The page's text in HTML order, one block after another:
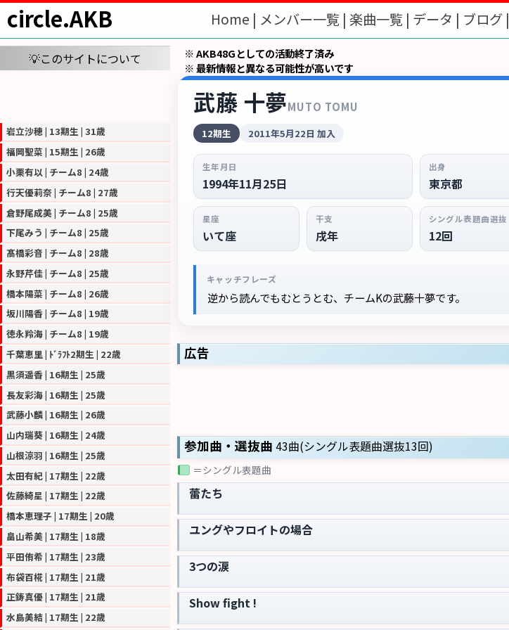
circle.AKB Home | メンバー一覧 | 楽曲一覧 | データ | ブログ |
💡このサイトについて
岩立沙穂 | 13期生 | 31歳
福岡聖菜 | 15期生 | 26歳
小栗有以 | チーム8 | 24歳
行天優莉奈 | チーム8 | 27歳
倉野尾成美 | チーム8 | 25歳
下尾みう | チーム8 | 25歳
髙橋彩音 | チーム8 | 28歳
永野芹佳 | チーム8 | 25歳
橋本陽菜 | チーム8 | 26歳
坂川陽香 | チーム8 | 19歳
徳永羚海 | チーム8 | 19歳
千葉恵里 | ﾄﾞﾗﾌﾄ2期生 | 22歳
黒須遥香 | 16期生 | 25歳
長友彩海 | 16期生 | 25歳
武藤小麟 | 16期生 | 26歳
山内瑞葵 | 16期生 | 24歳
山根涼羽 | 16期生 | 25歳
太田有紀 | 17期生 | 22歳
佐藤綺星 | 17期生 | 22歳
橋本恵理子 | 17期生 | 20歳
畠山希美 | 17期生 | 18歳
平田侑希 | 17期生 | 23歳
布袋百椛 | 17期生 | 21歳
正鋳真優 | 17期生 | 21歳
水島美結 | 17期生 | 22歳
※ AKB48Gとしての活動終了済み
※ 最新情報と異なる可能性が高いです
武藤 十夢MUTO TOMU
12期生 2011年5月22日 加入
生年月日
1994年11月25日
出身
東京都
星座
いて座
干支
戌年
シングル表題曲選抜
12回
キャッチフレーズ
逆から読んでもむとうとむ、チームKの武藤十夢です。
広告
参加曲・選抜曲 43曲(シングル表題曲選抜13回)
＝シングル表題曲
蕾たち
ユングやフロイトの場合
3つの涙
Show fight !